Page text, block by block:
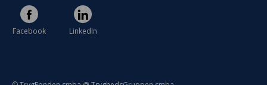
Facebook LinkedIn